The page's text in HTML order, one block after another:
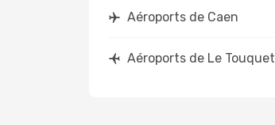
Aéroports de Caen
Aéroports de Le Touquet